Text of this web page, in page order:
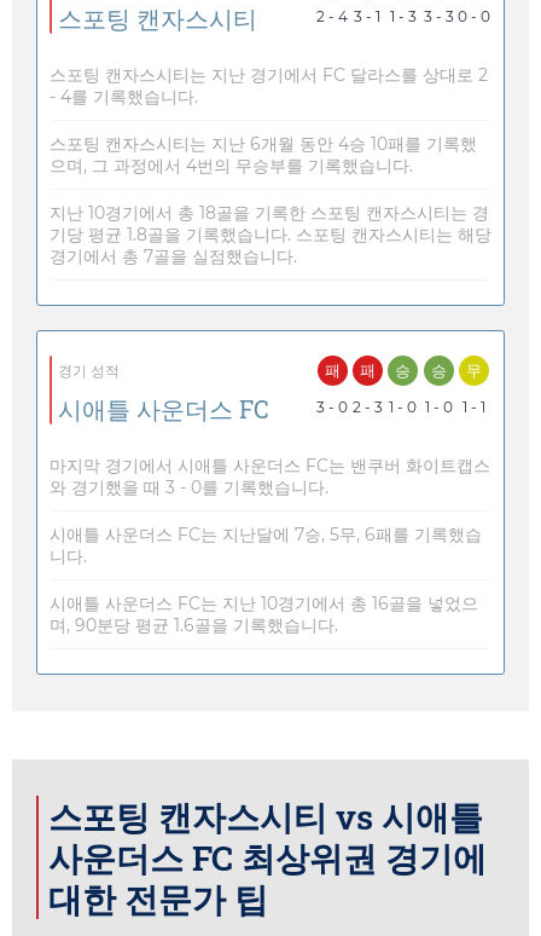
스포팅 캔자스시티 2 - 4 3 - 1 1 - 3 3 - 3 0 - 0
스포팅 캔자스시티는 지난 경기에서 FC 달라스를 상대로 2
- 4를 기록했습니다.
스포팅 캔자스시티는 지난 6개월 동안 4승 10패를 기록했
으며, 그 과정에서 4번의 무승부를 기록했습니다.
지난 10경기에서 총 18골을 기록한 스포팅 캔자스시티는 경
기당 평균 1.8골을 기록했습니다. 스포팅 캔자스시티는 해당
경기에서 총 7골을 실점했습니다.
경기 성적
시애틀 사운더스 FC
패
3 - 0
패
2 - 3
승
1 - 0
승
1 - 0
무
1 - 1
마지막 경기에서 시애틀 사운더스 FC는 밴쿠버 화이트캡스
와 경기했을 때 3 - 0를 기록했습니다.
시애틀 사운더스 FC는 지난달에 7승, 5무, 6패를 기록했습
니다.
시애틀 사운더스 FC는 지난 10경기에서 총 16골을 넣었으
며, 90분당 평균 1.6골을 기록했습니다.
스포팅 캔자스시티 vs 시애틀
사운더스 FC 최상위권 경기에
대한 전문가 팁